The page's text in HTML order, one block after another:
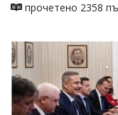
прочетено 2358